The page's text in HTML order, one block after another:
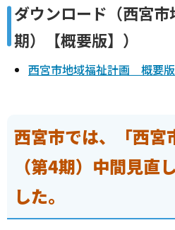
ダウンロード（西宮
期）【概要版】）
西宮市地域福祉計画 概要版
西宮市では、「西宮
（第4期）中間見直
した。